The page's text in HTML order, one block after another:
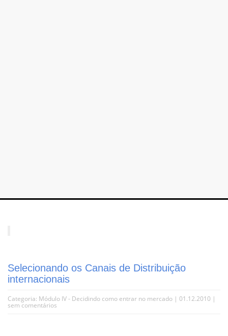
Selecionando os Canais de Distribuição
internacionais
Categoria: Módulo IV - Decidindo como entrar no mercado | 01.12.2010 |
sem comentários